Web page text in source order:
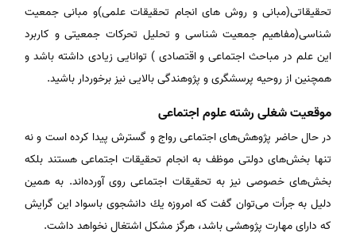
تحقیقاتی(مبانی و روش های انجام تحقیقات علمی)و مبانی جمعیت
شناسی(مفاهیم جمعیت شناسی و تحلیل تحرکات جمعیتی و کاربرد
این علم در مباحث اجتماعی و اقتصادی ) توانایی زیادی داشته باشد و
همچنین از روحیه پرسشگری و پژوهندگی بالایی نیز برخوردار باشید.
موقعیت شغلی رشته علوم اجتماعی
در حال‌ حاضر پژوهش‌های‌ اجتماعی‌ رواج‌ و گسترش‌ پیدا كرده‌ است‌ و نه‌
تنها بخش‌های‌ دولتی‌ موظف‌ به‌ انجام‌ تحقیقات‌ اجتماعی‌ هستند بلكه‌
بخش‌های‌ خصوصی‌ نیز به‌ تحقیقات‌ اجتماعی‌ روی‌ آورده‌اند. به‌ همین‌
دلیل‌ به‌ جرأت‌ می‌توان‌ گفت‌ كه‌ امروزه‌ یك‌ دانشجوی‌ باسواد این‌ گرایش‌
كه‌ دارای‌ مهارت‌ پژوهشی‌ باشد، هرگز مشكل‌ اشتغال‌ نخواهد داشت‌.